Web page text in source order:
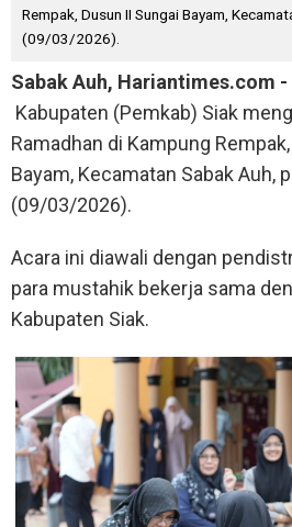
Rempak, Dusun II Sungai Bayam,
(09/03/2026).
Sabak Auh, Hariantimes.com -
Kabupaten (Pemkab) Siak
Ramadhan di Kampung
Bayam, Kecamatan Sabak Auh,
(09/03/2026).
Acara ini diawali dengan
para mustahik bekerja sama
Kabupaten Siak.